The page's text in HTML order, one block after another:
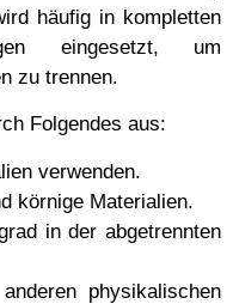
häufig in kompletten
eingesetzt, um
zu trennen.
Folgendes aus:
verwenden.
körnige Materialien.
in der abgetrennten
physikalischen